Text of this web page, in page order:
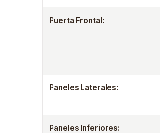
Puerta Frontal:
Paneles Laterales:
Paneles Inferiores: